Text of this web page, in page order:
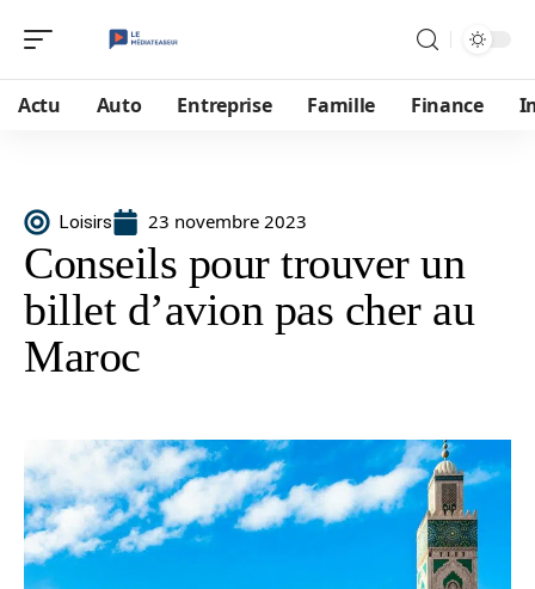
Actu Auto Entreprise Famille Finance
Loisirs 23 novembre 2023
Conseils pour trouver un
billet d’avion pas cher au
Maroc